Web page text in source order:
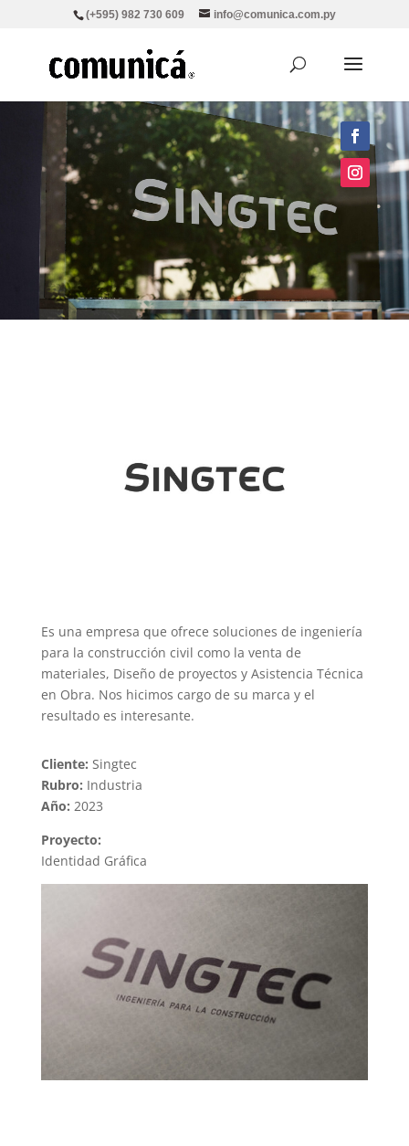
(+595) 982 730 609 info@comunica.com.py
Es una empresa que ofrece soluciones de ingeniería
para la construcción civil como la venta de
materiales, Diseño de proyectos y Asistencia Técnica
en Obra. Nos hicimos cargo de su marca y el
resultado es interesante.
Cliente: Singtec
Rubro: Industria
Año: 2023
Proyecto:
Identidad Gráfica